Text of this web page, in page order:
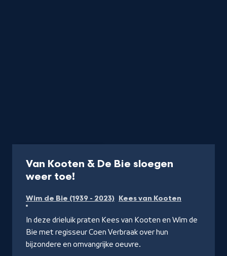
Van Kooten & De Bie sloegen
weer toe!
op
Doc
Wim de Bie (1939 - 2023) Kees van Kooten
In deze drieluik praten Kees van Kooten en Wim de
Bie met regisseur Coen Verbraak over hun
bijzondere en omvangrijke oeuvre.